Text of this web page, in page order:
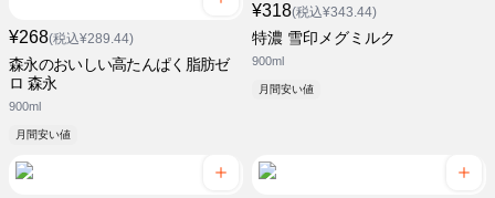
¥268(税込¥289.44)
森永のおいしい高たんぱく脂肪ゼ
ロ 森永
900ml
月間安い値
¥318(税込¥343.44)
特濃 雪印メグミルク
900ml
月間安い値